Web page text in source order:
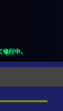
行中。